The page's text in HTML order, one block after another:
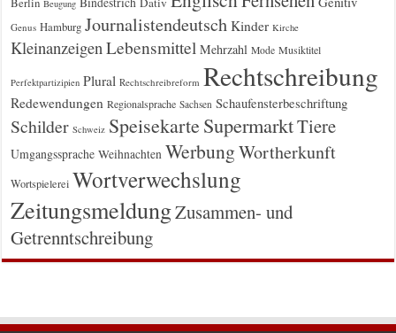
Beugung
Genus Hamburg Journalistendeutsch Kinder Kirche
Kleinanzeigen Lebensmittel Mehrzahl Mode Musiktitel
Perfektpartizipien Plural Rechtschreibreform Rechtschreibung
Redewendungen Regionalsprache Sachsen Schaufensterbeschriftung
Schilder Schweiz Speisekarte SupermarktTiere
Umgangssprache Weihnachten WerbungWortherkunft
Wortspielerei Wortverwechslung
ZeitungsmeldungZusammen- und
Getrenntschreibung